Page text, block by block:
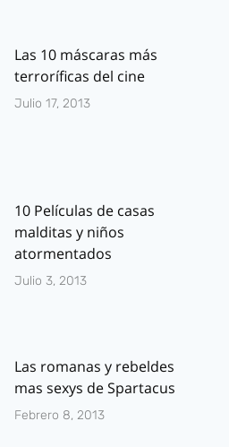
Las 10 máscaras más
terroríficas del cine
Julio 17, 2013
10 Películas de casas
malditas y niños
atormentados
Julio 3, 2013
Las romanas y rebeldes
mas sexys de Spartacus
Febrero 8, 2013